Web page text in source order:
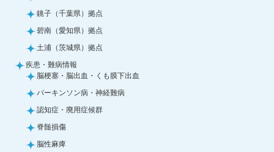
銚子（千葉県）拠点
碧南（愛知県）拠点
土浦（茨城県）拠点
疾患・難病情報
脳梗塞・脳出血・くも膜下出血
パーキンソン病・神経難病
認知症・廃用症候群
脊髄損傷
脳性麻痺